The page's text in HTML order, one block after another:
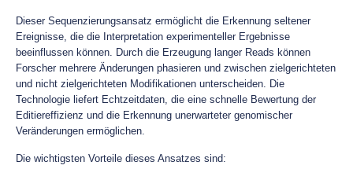
Dieser Sequenzierungsansatz ermöglicht die Erkennung seltener
Ereignisse, die die Interpretation experimenteller Ergebnisse
beeinflussen können. Durch die Erzeugung langer Reads können
Forscher mehrere Änderungen phasieren und zwischen zielgerichteten
und nicht zielgerichteten Modifikationen unterscheiden. Die
Technologie liefert Echtzeitdaten, die eine schnelle Bewertung der
Editiereffizienz und die Erkennung unerwarteter genomischer
Veränderungen ermöglichen.
Die wichtigsten Vorteile dieses Ansatzes sind: